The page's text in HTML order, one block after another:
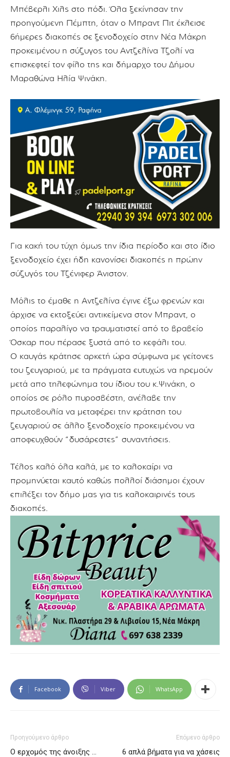
Μπέβερλι Χιλς στο πόδι. Όλα ξεκίνησαν την
προηγούμενη Πέμπτη, όταν ο Μπραντ Πιτ έκλεισε
6ήμερες διακοπές σε ξενοδοχείο στην Νέα Μάκρη
προκειμένου η σύζυγος του Αντζελίνα Τζολί να
επισκεφτεί τον φίλο της και δήμαρχο του Δήμου
Μαραθώνα Ηλία Ψινάκη.
Για κακή του τύχη όμως την ίδια περίοδο και στο ίδιο
ξενοδοχείο έχει ήδη κανονίσει διακοπές η πρώην
σύζυγός του Τζένιφερ Άνιστον.
Μόλις το έμαθε η Αντζελίνα έγινε έξω φρενών και
άρχισε να εκτοξεύει αντικείμενα στον Μπραντ, ο
οποίος παραλίγο να τραυματιστεί από το βραβείο
Όσκαρ που πέρασε ξυστά από το κεφάλι του.
Ο καυγάς κράτησε αρκετή ώρα σύμφωνα με γείτονες
του ζευγαριού, με τα πράγματα ευτυχώς να ηρεμούν
μετά απο τηλεφώνημα του ίδιου του κ.Ψινάκη, ο
οποίος σε ρόλο πυροσβέστη, ανέλαβε την
πρωτοβουλία να μεταφέρει την κράτηση του
ζευγαριού σε άλλο ξενοδοχείο προκειμένου να
αποφευχθούν “δυσάρεστες” συναντήσεις.
Τέλος καλό όλα καλά, με το καλοκαίρι να
προμηνύεται καυτό καθώς πολλοί διάσημοι έχουν
επιλέξει τον δήμο μας για τις καλοκαιρινές τους
διακοπές.
Facebook Viber WhatsApp
Προηγούμενο άρθρο
Ο ερχομός της άνοιξης …
Επόμενο άρθρο
6 απλά βήματα για να χάσεις